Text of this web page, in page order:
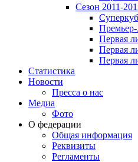
Сезон 2011-
Первая
Первая
Первая
Статистика
Новости
Пресса о нас
Медиа
Фото
О федерации
Общая информация
Реквизиты
Регламенты